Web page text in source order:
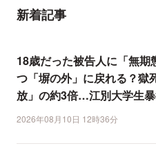
新着記事
18歳だった被告人に「無期
つ「塀の外」に戻れる？獄
放」の約3倍…江別大学生
2026年08月10日 12時36分